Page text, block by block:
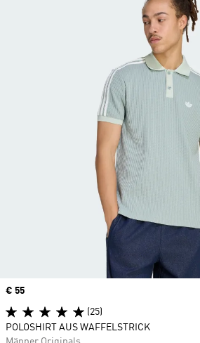
Price
€ 55
(25)
POLOSHIRT AUS WAFFELSTRICK